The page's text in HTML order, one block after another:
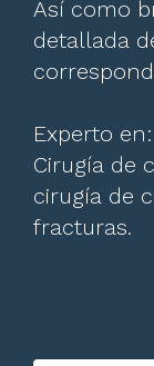
Así como
detallada
Experto en:
Cirugía de
cirugía de
fracturas.